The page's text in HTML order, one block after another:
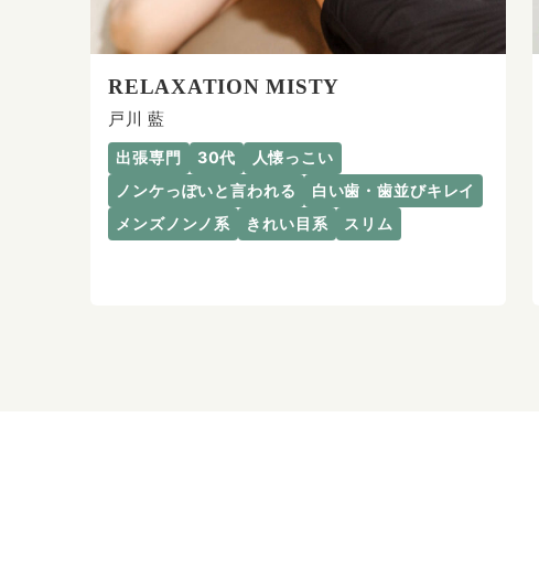
RELAXATION MISTY
戸川 藍
出張専門 30代
人懐っこい
ノンケっぽいと言われる
白い歯・歯並びキレイ
メンズノンノ系
きれい目系 スリム